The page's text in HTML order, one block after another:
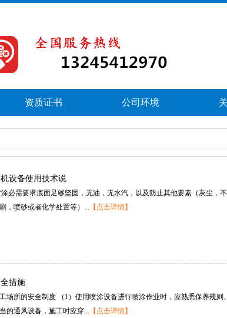
资质证书 公司环境
设备使用技术说
必需要求底面足够坚固，无油，无水汽，以及防止其他要素（灰尘，
，喷砂或者化学处置等）... 【点击详情】
措施
场所的安全制度（1）使用喷涂设备进行喷涂作业时，应熟悉保养规
的通风设备，施工时应穿... 【点击详情】